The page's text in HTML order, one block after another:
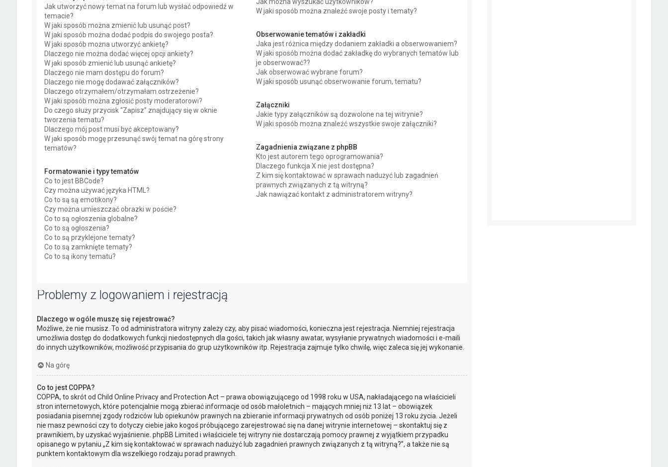
Jak utworzyć nowy temat na forum lub wysłać odpowiedź w
temacie?
W jaki sposób można zmienić lub usunąć post?
W jaki sposób można dodać podpis do swojego posta?
W jaki sposób można utworzyć ankietę?
Dlaczego nie można dodać więcej opcji ankiety?
W jaki sposób zmienić lub usunąć ankietę?
Dlaczego nie mam dostępu do forum?
Dlaczego nie mogę dodawać załączników?
Dlaczego otrzymałem/otrzymałam ostrzeżenie?
W jaki sposób można zgłosić posty moderatorowi?
Do czego służy przycisk “Zapisz” znajdujący się w oknie
tworzenia tematu?
Dlaczego mój post musi być akceptowany?
W jaki sposób mogę przesunąć swój temat na górę strony
tematów?
Formatowanie i typy tematów
Co to jest BBCode?
Czy można używać języka HTML?
Co to są są emotikony?
Czy można umieszczać obrazki w poście?
Co to są ogłoszenia globalne?
Co to są ogłoszenia?
Co to są przyklejone tematy?
Co to są zamknięte tematy?
Co to są ikony tematu?
W jaki sposób można znaleźć swoje posty i tematy?
Obserwowanie tematów i zakładki
Jaka jest różnica między dodaniem zakładki a obserwowaniem?
W jaki sposób można dodać zakładkę do wybranych tematów lub
je obserwować??
Jak obserwować wybrane forum?
W jaki sposób usunąć obserwowanie forum, tematu?
Załączniki
Jakie typy załączników są dozwolone na tej witrynie?
W jaki sposób można znaleźć wszystkie swoje załączniki?
Zagadnienia związane z phpBB
Kto jest autorem tego oprogramowania?
Dlaczego funkcja X nie jest dostępna?
Z kim się kontaktować w sprawach nadużyć lub zagadnień
prawnych związanych z tą witryną?
Jak nawiązać kontakt z administratorem witryny?
Problemy z logowaniem i rejestracją
Dlaczego w ogóle muszę się rejestrować?
Możliwe, że nie musisz. To od administratora witryny zależy czy, aby pisać wiadomości, konieczna jest rejestracja. Niemniej rejestracja
umożliwia dostęp do dodatkowych funkcji niedostępnych dla gości, takich jak własny awatar, wysyłanie prywatnych wiadomości i e-maili
do innych użytkowników, możliwość przypisania do grup użytkowników itp. Rejestracja zajmuje tylko chwilę, więc zaleca się jej wykonanie.
Na górę
Co to jest COPPA?
COPPA, to skrót od Child Online Privacy and Protection Act – prawa obowiązującego od 1998 roku w USA, nakładającego na właścicieli
stron internetowych, które potencjalnie mogą zbierać informacje od osób małoletnich – mających mniej niż 13 lat – obowiązek
posiadania pisemnej zgody rodziców lub opiekunów prawnych na zbieranie informacji prywatnych od osób poniżej 13 roku życia. Jeżeli
nie masz pewności czy to dotyczy ciebie jako kogoś próbującego zarejestrować się na danej witrynie internetowej – skontaktuj się z
prawnikiem, by uzyskać wyjaśnienie. phpBB Limited i właściciele tej witryny nie dostarczają pomocy prawnej z wyjątkiem przypadku
opisanego w pytaniu „Z kim się kontaktować w sprawach nadużyć lub zagadnień prawnych związanych z tą witryną?”, a także nie są
punktem kontaktowym dla wszelkiego rodzaju porad prawnych.